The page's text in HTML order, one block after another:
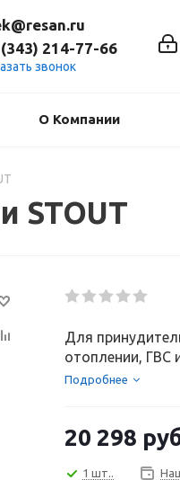
214-77-66
звонок
О Компании
STOUT
Для
отоплении, ГВС
Подробнее
20 298
1 шт..